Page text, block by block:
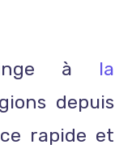
à la
depuis
rapide et